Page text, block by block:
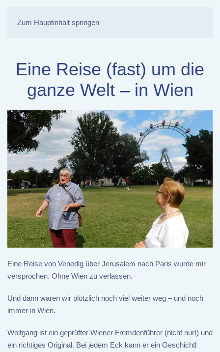
Zum Hauptinhalt springen
Eine Reise (fast) um die
ganze Welt – in Wien
Eine Reise von Venedig über Jerusalem nach Paris wurde mir
versprochen. Ohne Wien zu verlassen.
Und dann waren wir plötzlich noch viel weiter weg – und noch
immer in Wien.
Wolfgang ist ein geprüfter Wiener Fremdenführer (nicht nur!) und
ein richtiges Original. Bei jedem Eck kann er ein Geschichtl